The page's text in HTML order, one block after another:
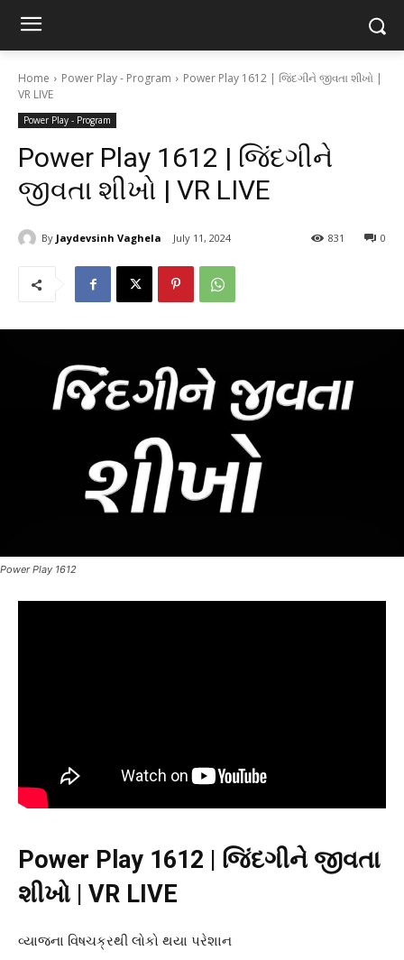
Home Power Play - Program
Power Play 1612 | જિંદગીને જીવતા શીખો |
VR LIVE
Power Play - Program
Power Play 1612 | જિંદગીને
જીવતા શીખો | VR LIVE
By Jaydevsinh Vaghela July 11, 2024 0
831
Power Play 1612
Power Play 1612 | જિંદગીને જીવતા
શીખો | VR LIVE
વ્યાજના વિષચક્રથી લોકો થયા પરેશાન